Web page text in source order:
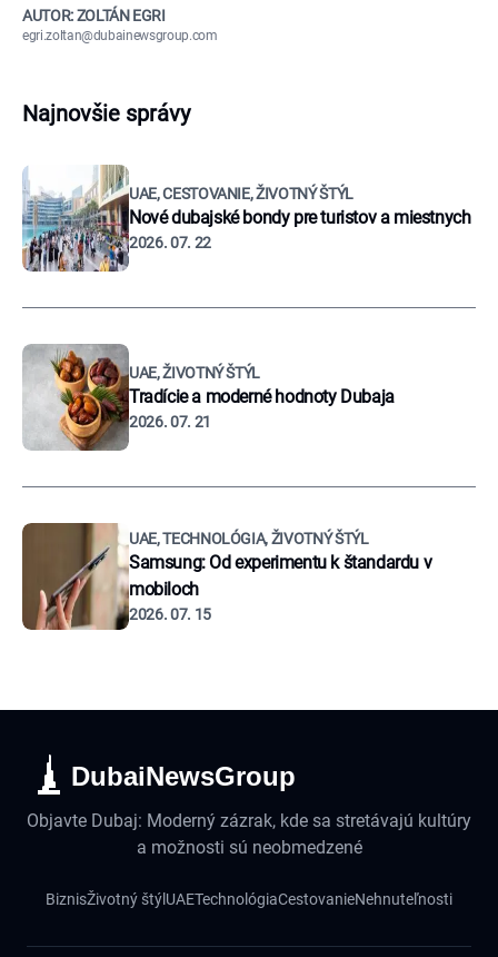
AUTOR: ZOLTÁN EGRI
egri.zoltan@dubainewsgroup.com
Najnovšie správy
UAE, CESTOVANIE, ŽIVOTNÝ ŠTÝL
Nové dubajské bondy pre turistov a miestnych
2026. 07. 22
UAE, ŽIVOTNÝ ŠTÝL
Tradície a moderné hodnoty Dubaja
2026. 07. 21
UAE, TECHNOLÓGIA, ŽIVOTNÝ ŠTÝL
Samsung: Od experimentu k štandardu v
mobiloch
2026. 07. 15
DubaiNewsGroup
Objavte Dubaj: Moderný zázrak, kde sa stretávajú kultúry
a možnosti sú neobmedzené
BiznisŽivotný štýl UAETechnológiaCestovanieNehnuteľnosti